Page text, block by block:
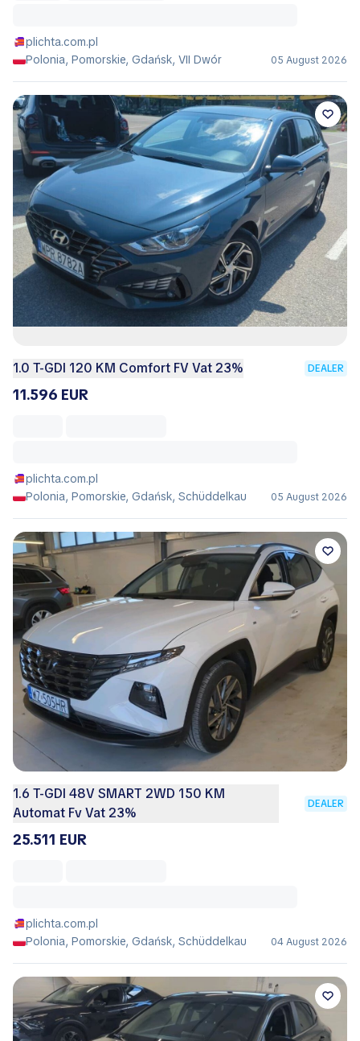
plichta.com.pl
Polonia, Pomorskie, Gdańsk, VII Dwór
05 August 2026
1.0 T-GDI 120 KM Comfort FV Vat 23% DEALER
11.596 EUR
plichta.com.pl
Polonia, Pomorskie, Gdańsk, Schüddelkau
05 August 2026
1.6 T-GDI 48V SMART 2WD 150 KM
Automat Fv Vat 23%
DEALER
25.511 EUR
plichta.com.pl
Polonia, Pomorskie, Gdańsk, Schüddelkau
04 August 2026